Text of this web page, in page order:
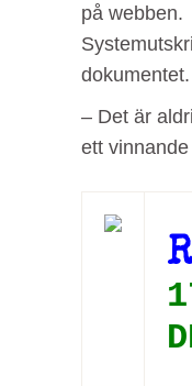
på webben.
dokumentet.
– Det är
ett